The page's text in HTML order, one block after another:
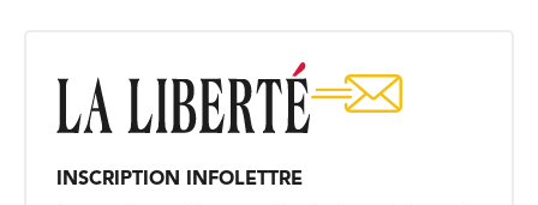
INSCRIPTION INFOLETTRE